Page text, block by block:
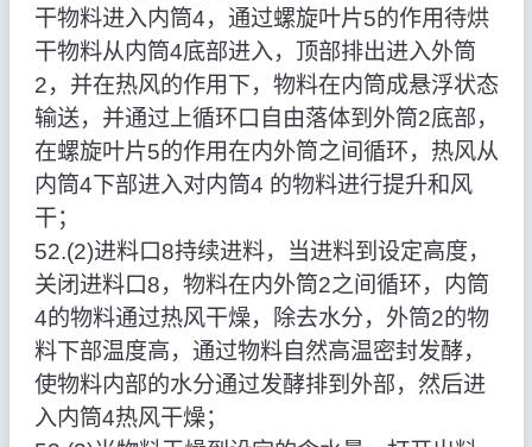
干物料进入内筒4，通过螺旋叶片5的作用待烘
干物料从内筒4底部进入，顶部排出进入外筒
2，并在热风的作用下，物料在内筒成悬浮状态
输送，并通过上循环口自由落体到外筒2底部，
在螺旋叶片5的作用在内外筒之间循环，热风从
内筒4下部进入对内筒4 的物料进行提升和风
干；
52.(2)进料口8持续进料，当进料到设定高度，
关闭进料口8，物料在内外筒2之间循环，内筒
4的物料通过热风干燥，除去水分，外筒2的物
料下部温度高，通过物料自然高温密封发酵，
使物料内部的水分通过发酵排到外部，然后进
入内筒4热风干燥；